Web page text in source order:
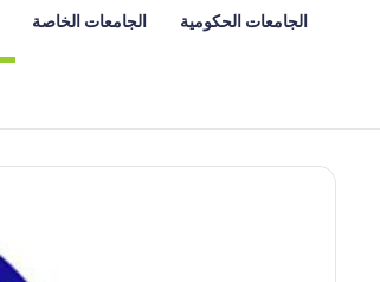
الجامعات الحكومية الجامعات الخاصة